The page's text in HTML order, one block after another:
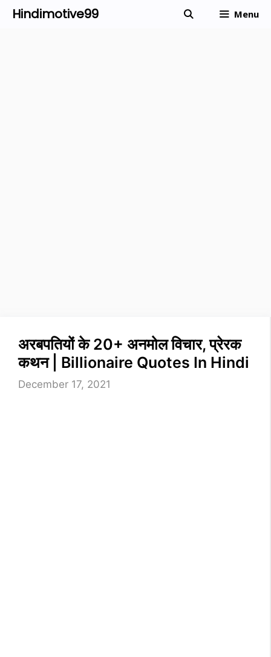
SkipHindimotive99 Menu
अरबपतियों के 20+ अनमोल विचार, प्रेरक
कथन | Billionaire Quotes In Hindi
December 17, 2021